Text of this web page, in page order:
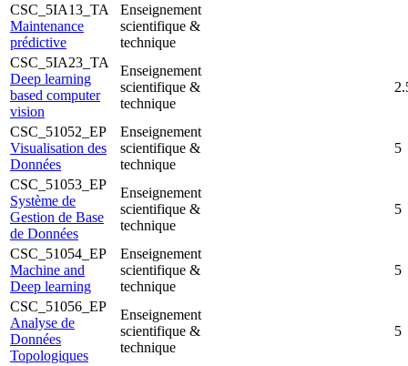
CSC_5IA13_TA
Maintenance
prédictive
Enseignement
scientifique &
technique
CSC_5IA23_TA
Deep learning
based computer
vision
Enseignement
scientifique &
technique
CSC_51052_EP
Visualisation des
Données
Enseignement
scientifique &
technique
5
CSC_51053_EP
Système de
Gestion de Base
de Données
Enseignement
scientifique &
technique
5
CSC_51054_EP
Machine and
Deep learning
Enseignement
scientifique &
technique
5
CSC_51056_EP
Analyse de
Données
Topologiques
Enseignement
scientifique &
technique
5